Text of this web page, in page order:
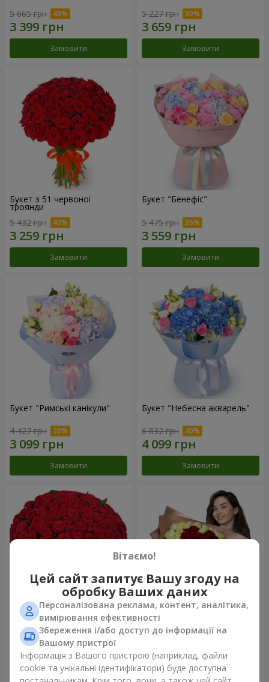
5 665 грн
Замовити
5 227 грн
Замовити
Букет з 51 червоної
троянди
5 432 грн
Замовити
Букет "Бенефіс"
5 475 грн
Замовити
Букет "Римські канікули"
4 427 грн
Замовити
Букет "Небесна акварель"
6 832 грн
Замовити
101 червона троянда
10 725 грн
Замовити
Букет "Серце - серцю"
Замовити
Вітаємо!
Цей сайт запитує Вашу згоду на
обробку Ваших даних
Персоналізована реклама, контент, аналітика,
вимірювання ефективності
Збереження і/або доступ до інформації на
Вашому пристрої
Інформація з Вашого пристрою (наприклад, файли
cookie та унікальні ідентифікатори) буде доступна